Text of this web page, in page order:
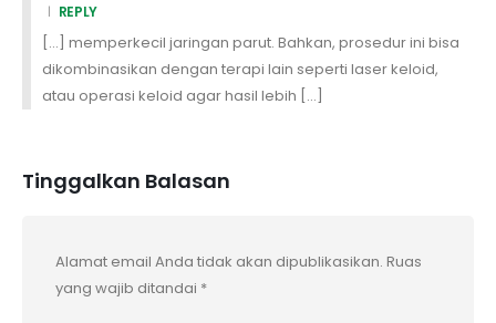
REPLY
[…] memperkecil jaringan parut. Bahkan, prosedur ini bisa
dikombinasikan dengan terapi lain seperti laser keloid,
atau operasi keloid agar hasil lebih […]
Tinggalkan Balasan
Alamat email Anda tidak akan dipublikasikan. Ruas
yang wajib ditandai *